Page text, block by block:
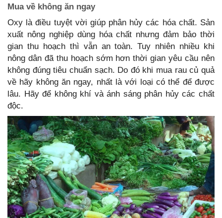
Mua về không ăn ngay
Oxy là điều tuyệt vời giúp phân hủy các hóa chất. Sản
xuất nông nghiệp dùng hóa chất nhưng đảm bảo thời
gian thu hoạch thì vẫn an toàn. Tuy nhiên nhiều khi
nông dân đã thu hoạch sớm hơn thời gian yêu cầu nên
không đúng tiêu chuẩn sạch. Do đó khi mua rau củ quả
về hãy không ăn ngay, nhất là với loại có thể để được
lâu. Hãy để không khí và ánh sáng phân hủy các chất
độc.